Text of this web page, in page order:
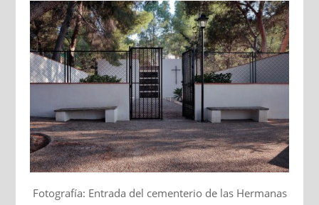
Fotografía: Entrada del cementerio de las Hermanas